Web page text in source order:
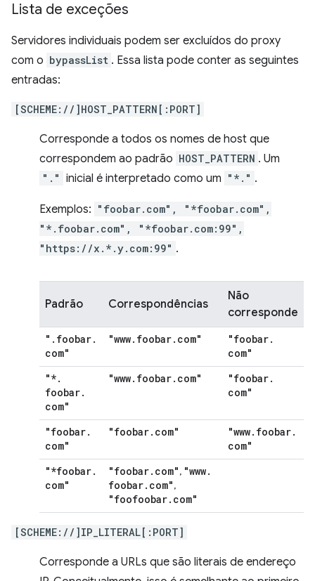
Lista de exceções
Servidores individuais podem ser excluídos do proxy
com o bypassList . Essa lista pode conter as seguintes
entradas:
[SCHEME://]HOST_PATTERN[:PORT]
Corresponde a todos os nomes de host que
correspondem ao padrão HOST_PATTERN . Um
"." inicial é interpretado como um "*." .
Exemplos: "foobar.com", "*foobar.com",
"*.foobar.com", "*foobar.com:99",
"https://x.*.y.com:99" .
Padrão Correspondências
Não
corresponde
" . foobar.
com"
"www. foobar. com" "foobar.
com"
"*.
foobar.
com"
"www. foobar. com" "foobar.
com"
"foobar.
com"
"foobar. com" "www. foobar.
com"
"*foobar.
com"
"foobar. com", "www.
foobar. com",
"foofoobar. com"
[SCHEME://]IP_LITERAL[:PORT]
Corresponde a URLs que são literais de endereço